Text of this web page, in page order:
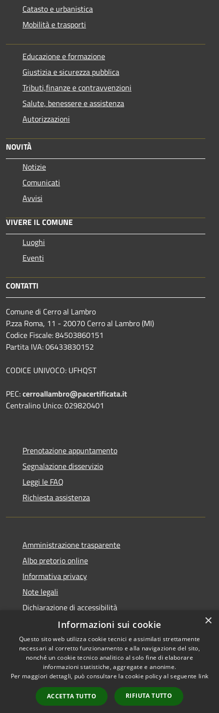
Catasto e urbanistica
Mobilità e trasporti
Educazione e formazione
Giustizia e sicurezza pubblica
Tributi,finanze e contravvenzioni
Salute, benessere e assistenza
Autorizzazioni
NOVITÀ
Notizie
Comunicati
Avvisi
VIVERE IL COMUNE
Luoghi
Eventi
CONTATTI
Comune di Cerro al Lambro
P.zza Roma, 11 - 20070 Cerro al Lambro (MI)
Codice Fiscale: 84503860151
Partita IVA: 06433830152
CODICE UNIVOCO: UFHQST
PEC:cerroallambro@pacertificata.it
Centralino Unico: 029820401
Prenotazione appuntamento
Segnalazione disservizio
Leggi le FAQ
Richiesta assistenza
Amministrazione trasparente
Albo pretorio online
Informativa privacy
Note legali
Dichiarazione di accessibilità
Accessibilità
Privacy
Mappa del sito
Copyright © 2026 • Comune di
Cerro al Lambro • Powered by
Municipium•Accesso
redazione
×
Informazioni sui cookie
Questo sito web utilizza cookie tecnici e assimilati strettamente
necessari al corretto funzionamento e alla navigazione del sito,
nonché un cookie tecnico analitico al solo fine di elaborare
informazioni statistiche, aggregate e anonime.
Per maggiori dettagli, può consultare la cookie policy al seguente link
ACCETTA TUTTO RIFIUTA TUTTO